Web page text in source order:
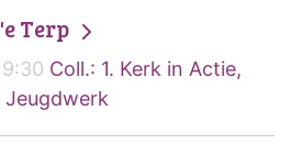
Terp
Coll.: 1. Kerk in Actie,
Jeugdwerk